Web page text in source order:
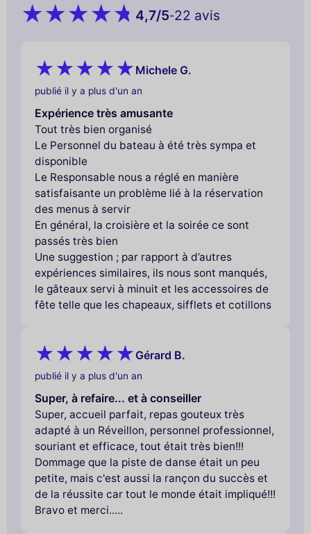
4,7/5-22 avis
Michele G.
publié il y a plus d'un an
Expérience très amusante
Tout très bien organisé
Le Personnel du bateau à été très sympa et
disponible
Le Responsable nous a réglé en manière
satisfaisante un problème lié à la réservation
des menus à servir
En général, la croisière et la soirée ce sont
passés très bien
Une suggestion ; par rapport à d’autres
expériences similaires, ils nous sont manqués,
le gâteaux servi à minuit et les accessoires de
fête telle que les chapeaux, sifflets et cotillons
Gérard B.
publié il y a plus d'un an
Super, à refaire... et à conseiller
Super, accueil parfait, repas gouteux très
adapté à un Réveillon, personnel professionnel,
souriant et efficace, tout était très bien!!!
Dommage que la piste de danse était un peu
petite, mais c'est aussi la rançon du succès et
de la réussite car tout le monde était impliqué!!!
Bravo et merci.....